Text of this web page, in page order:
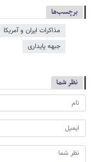
برچسب‌ها
مذاکرات ایران و آمریکا
جبهه پایداری
نظر شما